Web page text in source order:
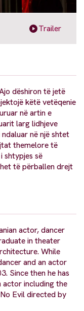
Trailer
dëshiron të jetë
këtë vetëqenie
në artin e
larg lidhjeve
në një shtet
themelore të
shtypjes së
të përballen drejt
actor, dancer
in theater
While
and an actor
Since then he has
actor including the
Evil directed by